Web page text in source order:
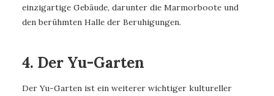
einzigartige Gebäude, darunter die Marmorboote und
den berühmten Halle der Beruhigungen.
4. Der Yu-Garten
Der Yu-Garten ist ein weiterer wichtiger kultureller